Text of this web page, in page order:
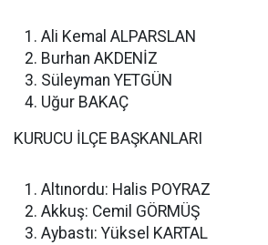
Ali Kemal ALPARSLAN
Burhan AKDENİZ
Süleyman YETGÜN
Uğur BAKAÇ
KURUCU İLÇE BAŞKANLARI
Altınordu: Halis POYRAZ
Akkuş: Cemil GÖRMÜŞ
Aybastı: Yüksel KARTAL